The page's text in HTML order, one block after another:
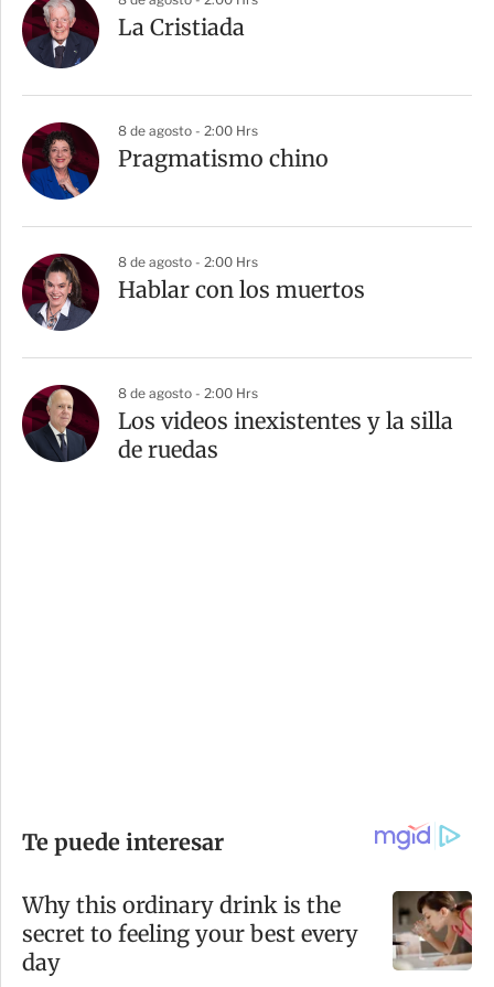
La Cristiada
8 de agosto - 2:00 Hrs
Pragmatismo chino
8 de agosto - 2:00 Hrs
Hablar con los muertos
8 de agosto - 2:00 Hrs
Los videos inexistentes y la silla
de ruedas